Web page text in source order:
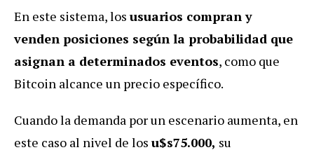
En este sistema, los usuarios compran y
venden posiciones según la probabilidad que
asignan a determinados eventos, como que
Bitcoin alcance un precio específico.
Cuando la demanda por un escenario aumenta, en
este caso al nivel de los u$s75.000, su